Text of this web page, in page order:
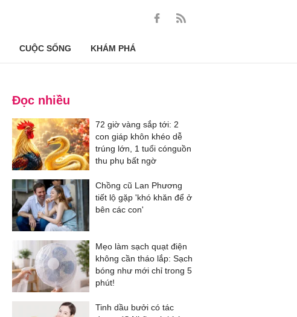
CUỘC SỐNG KHÁM PHÁ
Đọc nhiều
72 giờ vàng sắp tới: 2
con giáp khôn khéo dễ
trúng lớn, 1 tuổi cónguồn
thu phụ bất ngờ
Chồng cũ Lan Phương
tiết lộ gặp 'khó khăn để ở
bên các con'
Mẹo làm sạch quạt điện
không cần tháo lắp: Sạch
bóng như mới chỉ trong 5
phút!
Tinh dầu bưởi có tác